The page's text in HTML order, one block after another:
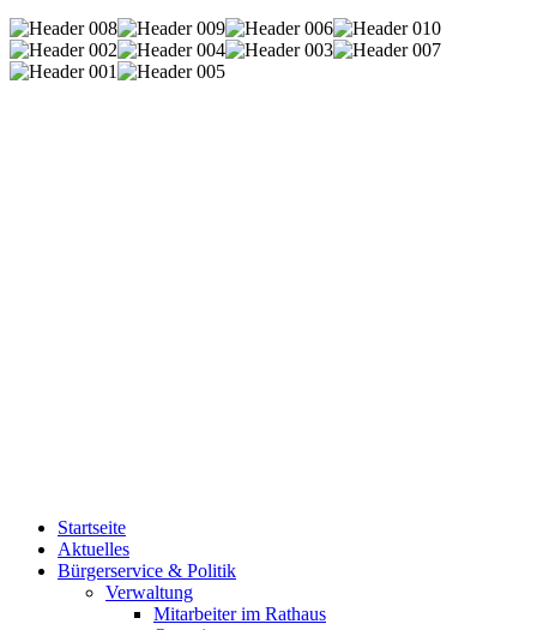
Startseite
Aktuelles
Bürgerservice & Politik
Verwaltung
Mitarbeiter im Rathaus